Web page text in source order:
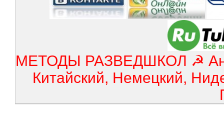
МЕТОДЫ РАЗВЕДШКОЛ ☭
Китайский, Немецкий,